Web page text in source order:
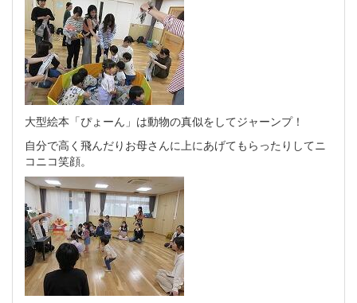
大型絵本「ぴょーん」は動物の真似をしてジャーンプ！
自分で高く飛んだりお母さんに上にあげてもらったりしてニ
コニコ笑顔。